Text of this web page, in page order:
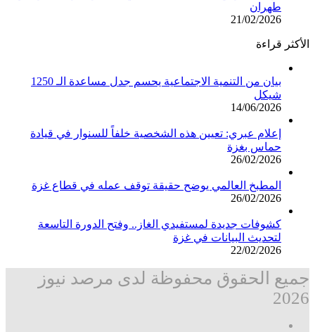
طهران
21/02/2026
الأكثر قراءة
بيان من التنمية الاجتماعية يحسم جدل مساعدة الـ 1250
شيكل
14/06/2026
إعلام عبري: تعيين هذه الشخصية خلفاً للسنوار في قيادة
حماس بغزة
26/02/2026
المطبخ العالمي يوضح حقيقة توقف عمله في قطاع غزة
26/02/2026
كشوفات جديدة لمستفيدي الغاز.. وفتح الدورة التاسعة
لتحديث البيانات في غزة
22/02/2026
جميع الحقوق محفوظة لدى مرصد نيوز
2026